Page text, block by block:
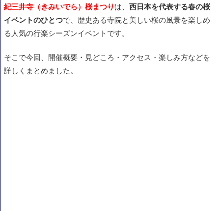
紀三井寺（きみいでら）桜まつり は、 西日本を代表する春の桜
イベントのひとつで、歴史ある寺院と美しい桜の風景を楽しめ
る人気の行楽シーズンイベントです。
そこで今回、
開催概要・見どころ・アクセス・楽しみ方などを
詳しくまとめました。